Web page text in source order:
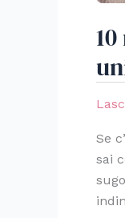
Se
sai